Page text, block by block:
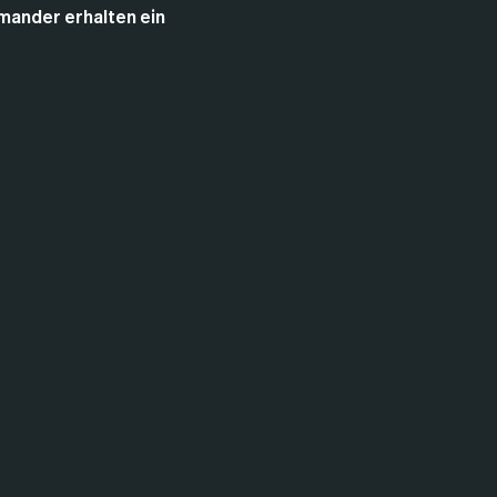
erhalten ein